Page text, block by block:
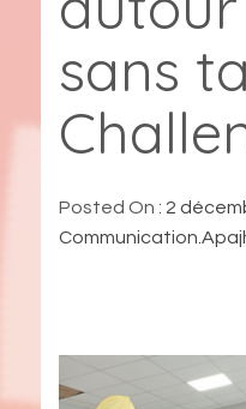
sans
Posted On : 2